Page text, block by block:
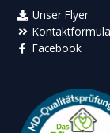
Unser Flyer
Facebook